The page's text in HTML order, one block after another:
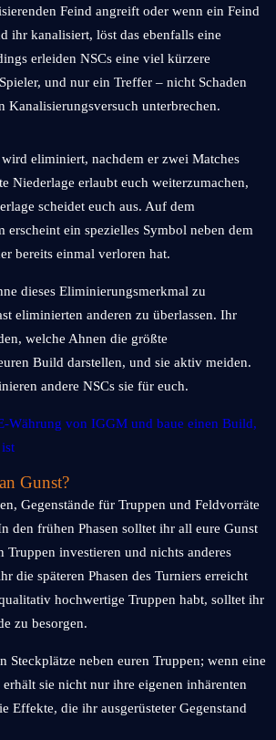
Feind angreift oder wenn ein Feind
ihr kanalisiert, löst das ebenfalls eine
erleiden NSCs eine viel kürzere
und nur ein Treffer – nicht Schaden
Kanalisierungsversuch unterbrechen.
eliminiert, nachdem er zwei Matches
Niederlage erlaubt euch weiterzumachen,
scheidet euch aus. Auf dem
erscheint ein spezielles Symbol neben dem
bereits einmal verloren hat.
dieses Eliminierungsmerkmal zu
eliminierten anderen zu überlassen. Ihr
welche Ahnen die größte
Build darstellen, und sie aktiv meiden.
andere NSCs sie für euch.
Gunst?
Gegenstände für Truppen und Feldvorräte
den frühen Phasen solltet ihr all eure Gunst
investieren und nichts anderes
die späteren Phasen des Turniers erreicht
hochwertige Truppen habt, solltet ihr
zu besorgen.
Steckplätze neben euren Truppen; wenn eine
sie nicht nur ihre eigenen inhärenten
Effekte, die ihr ausgerüsteter Gegenstand